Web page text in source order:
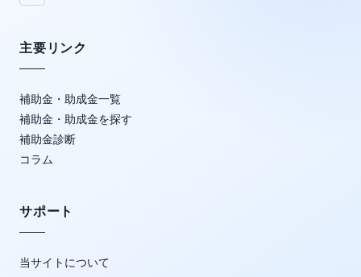
主要リンク
補助金・助成金一覧
補助金・助成金を探す
補助金診断
コラム
サポート
当サイトについて